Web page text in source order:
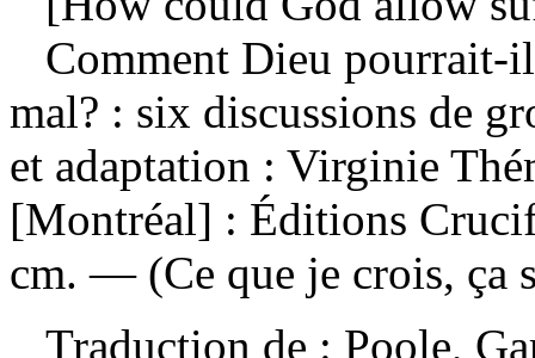
Comment Dieu pourrait-
mal? : six discussions de
et adaptation : Virginie
[Montréal] : Éditions
cm. — (Ce que je crois, ça
Traduction de : Poole,